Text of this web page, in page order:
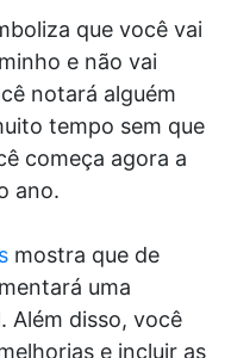
que você vai
e não vai
notará alguém
tempo sem que
começa agora a
ano.
mostra que de
uma
Além disso, você
e incluir as